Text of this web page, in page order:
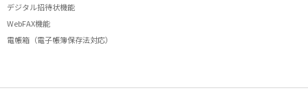
デジタル招待状機能
WebFAX機能
電帳箱（電子帳簿保存法対応）